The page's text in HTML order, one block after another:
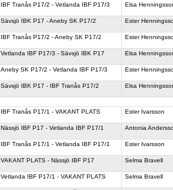
IBF Tranås P17/2 - Vetlanda IBF P17/3 Elsa
Sävsjö IBK P17 - Aneby SK P17/2 Ester
IBF Tranås P17/2 - Aneby SK P17/2 Ester
Vetlanda IBF P17/3 - Sävsjö IBK P17 Elsa
Aneby SK P17/2 - Vetlanda IBF P17/3 Ester
Sävsjö IBK P17 - IBF Tranås P17/2 Elsa
IBF Tranås P17/1 - VAKANT PLATS Ester Ivarsson
Nässjö IBF P17 - Vetlanda IBF P17/1 Antonia
IBF Tranås P17/1 - Vetlanda IBF P17/1 Ester Ivarsson
VAKANT PLATS - Nässjö IBF P17 Selma Bravell
Vetlanda IBF P17/1 - VAKANT PLATS Selma Bravell